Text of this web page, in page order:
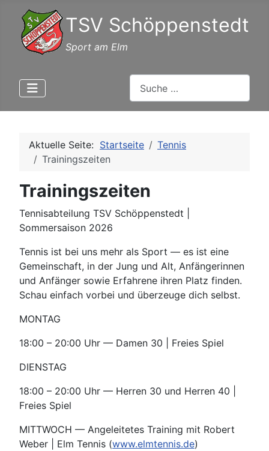
TSV Schöppenstedt
Sport am Elm
Aktuelle Seite: Startseite
Tennis
Trainingszeiten
Trainingszeiten
Tennisabteilung TSV Schöppenstedt |
Sommersaison 2026
Tennis ist bei uns mehr als Sport — es ist eine
Gemeinschaft, in der Jung und Alt, Anfängerinnen
und Anfänger sowie Erfahrene ihren Platz finden.
Schau einfach vorbei und überzeuge dich selbst.
MONTAG
18:00 – 20:00 Uhr — Damen 30 | Freies Spiel
DIENSTAG
18:00 – 20:00 Uhr — Herren 30 und Herren 40 |
Freies Spiel
MITTWOCH — Angeleitetes Training mit Robert
Weber | Elm Tennis (www.elmtennis.de)